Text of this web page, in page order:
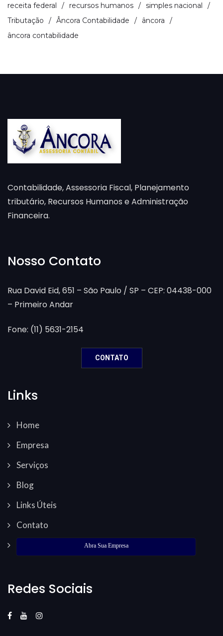
receita federal
recursos humanos
simples nacional
Tributação
Âncora Contabilidade
âncora
âncora contabilidade
Contabilidade, Assessoria Fiscal, Planejamento
tributário, Recursos Humanos e Administração
Financeira.
Nosso Contato
Rua David Eid, 651 – São Paulo / SP – CEP: 04438-000
– Primeiro Andar
Fone: (11) 5631-2154
CONTATO
Links
Home
Empresa
Serviços
Blog
Links Úteis
Contato
Abra Sua Empresa
Redes Sociais